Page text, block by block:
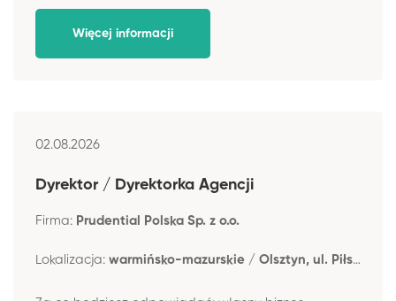
Więcej informacji
02.08.2026
Dyrektor / Dyrektorka Agencji
Firma: Prudential Polska Sp. z o.o.
Lokalizacja: warmińsko-mazurskie / Olsztyn, ul. Piłsudskiego 44A